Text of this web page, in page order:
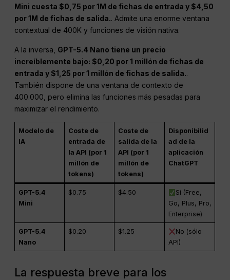
Mini cuesta $0,75 por 1M de fichas de entrada y $4,50
por 1M de fichas de salida.. Admite una enorme ventana
contextual de 400K y funciones de visión nativa.
A la inversa, GPT-5.4 Nano tiene un precio
increíblemente bajo: $0,20 por 1 millón de fichas de
entrada y $1,25 por 1 millón de fichas de salida..
También dispone de una ventana de contexto de
400.000, pero elimina las funciones más pesadas para
maximizar el rendimiento.
Modelo de
IA
Coste de
entrada de
la API (por 1
millón de
tokens)
Coste de
salida de la
API (por 1
millón de
tokens)
Disponibilid
ad de la
aplicación
ChatGPT
GPT-5.4
Mini
$0.75 $4.50
Sí (Free,
Go, Plus, Pro,
Enterprise)
GPT-5.4
Nano
$0.20 $1.25
No (sólo
API)
La respuesta breve para los